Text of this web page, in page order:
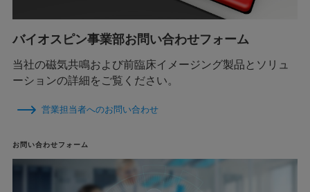
バイオスピン事業部お問い合わせフォーム
当社の磁気共鳴および前臨床イメージング製品とソリュ
ーションの詳細をご覧ください。
営業担当者へのお問い合わせ
お問い合わせフォーム